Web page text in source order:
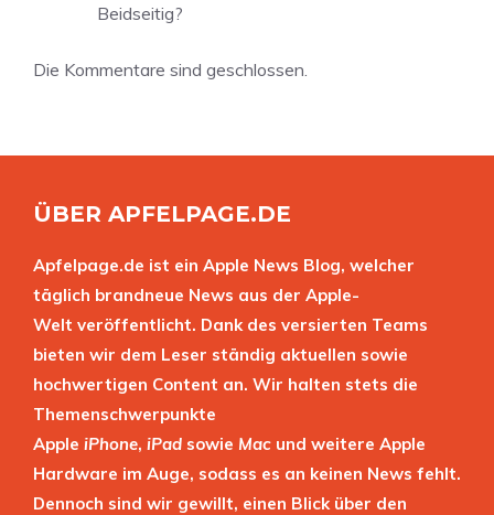
Beidseitig?
Die Kommentare sind geschlossen.
ÜBER APFELPAGE.DE
Apfelpage.de ist ein Apple News Blog, welcher
täglich brandneue News aus der Apple-
Welt veröffentlicht. Dank des versierten Teams
bieten wir dem Leser ständig aktuellen sowie
hochwertigen Content an. Wir halten stets die
Themenschwerpunkte
Apple iPhone, iPad sowie Mac und weitere Apple
Hardware im Auge, sodass es an keinen News fehlt.
Dennoch sind wir gewillt, einen Blick über den